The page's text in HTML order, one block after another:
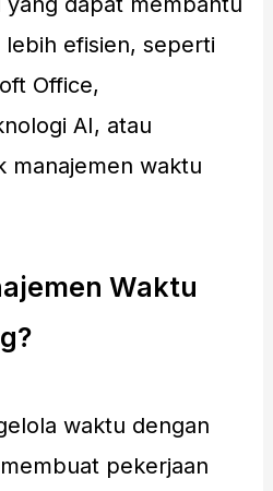
lebih efisien, seperti
Office,
AI, atau
manajemen waktu
Waktu
waktu dengan
pekerjaan